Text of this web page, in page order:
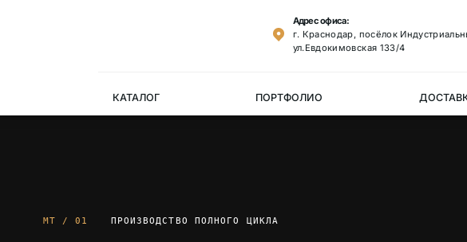
Адрес офиса:
г. Краснодар, посёлок
ул.Евдокимовская 133/4
КАТАЛОГ ПОРТФОЛИО
MT / 01 ПРОИЗВОДСТВО ПОЛНОГО ЦИКЛА